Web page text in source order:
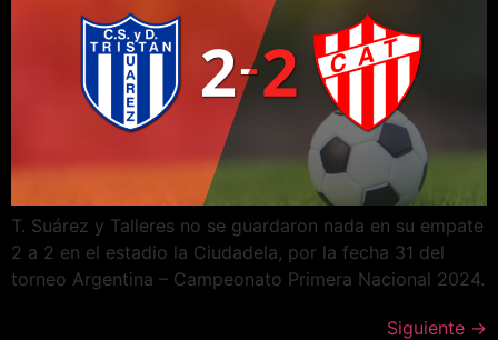
T. Suárez y Talleres no se guardaron nada en su empate
2 a 2 en el estadio la Ciudadela, por la fecha 31 del
torneo Argentina – Campeonato Primera Nacional 2024.
Siguiente →